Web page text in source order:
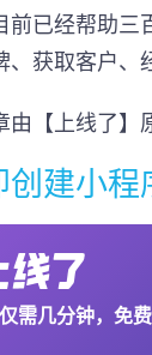
前已经帮助三
、获取客户、
由【上线了】
创建小
仅需几分钟，免